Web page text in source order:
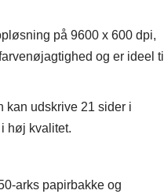
på 9600 x 600 dpi,
og er ideel til
kan udskrive 21 sider i
høj kvalitet.
arks papirbakke og